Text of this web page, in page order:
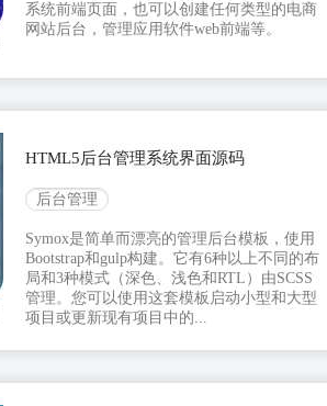
系统前端页面，也可以创建任何类型的电商
网站后台，管理应用软件web前端等。
HTML5后台管理系统界面源码
后台管理
Symox是简单而漂亮的管理后台模板，使用
Bootstrap和gulp构建。它有6种以上不同的布
局和3种模式（深色、浅色和RTL）由SCSS
管理。您可以使用这套模板启动小型和大型
项目或更新现有项目中的...